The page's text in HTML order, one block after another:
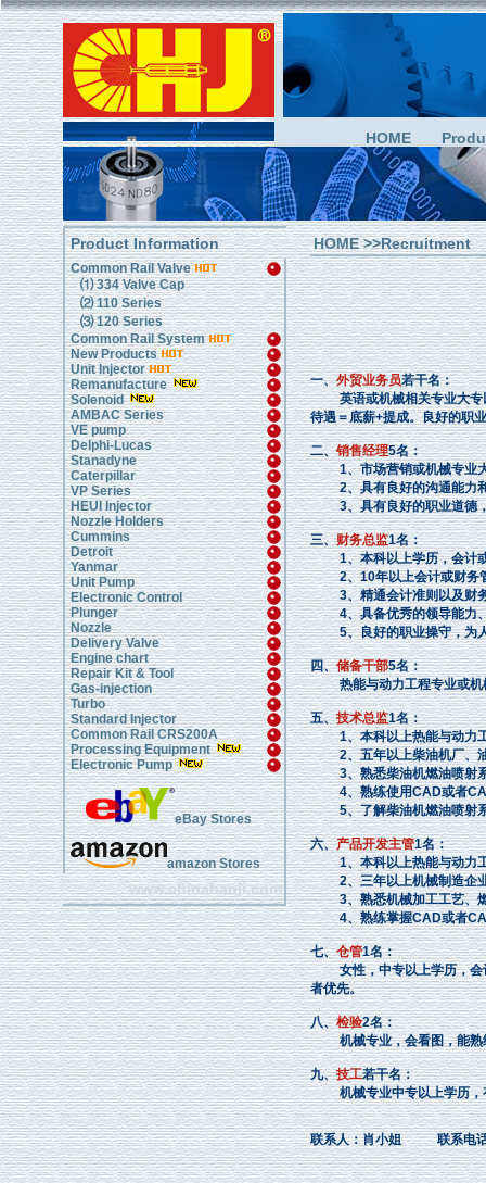
HOME
Product Information
Common Rail Valve
⑴ 334 Valve Cap
⑵ 110 Series
⑶ 120 Series
Common Rail System
New Products
Unit Injector
Remanufacture
Solenoid
AMBAC Series
VE pump
Delphi-Lucas
Stanadyne
Caterpillar
VP Series
HEUI Injector
Nozzle Holders
Cummins
Detroit
Yanmar
Unit Pump
Electronic Control
Plunger
Nozzle
Delivery Valve
Engine chart
Repair Kit & Tool
Gas-injection
Turbo
Standard Injector
Common Rail CRS200A
Processing Equipment
Electronic Pump
eBay Stores
amazon Stores
www.chinahanji.com
HOME>>Recruitment
一、外贸业务员若干名：
英语或机械相关专业大专以
待遇＝底薪+提成。良好的职
二、销售经理5名：
1、市场营销或机械专业大
2、具有良好的沟通能力和
3、具有良好的职业道德，
三、财务总监1名：
1、本科以上学历，会计或
2、10年以上会计或财务管
3、精通会计准则以及财务
4、具备优秀的领导能力、
5、良好的职业操守，为人
四、储备干部5名：
热能与动力工程专业或机械
五、技术总监1名：
1、本科以上热能与动力工
2、五年以上柴油机厂、油
3、熟悉柴油机燃油喷射系
4、熟练使用CAD或者
5、了解柴油机燃油喷射系
六、产品开发主管1名：
1、本科以上热能与动力工
2、三年以上机械制造企业
3、熟悉机械加工工艺、燃
4、熟练掌握CAD或者
七、仓管1名：
女性，中专以上学历，会计
者优先。
八、检验2名：
机械专业，会看图，能熟练
九、技工若干名：
机械专业中专以上学历，有
联系人：肖小姐 联系电